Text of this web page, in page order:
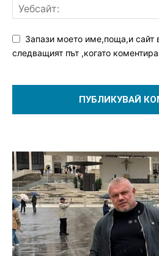
Запази моето име,поща,и сайт
следващият път ,когато